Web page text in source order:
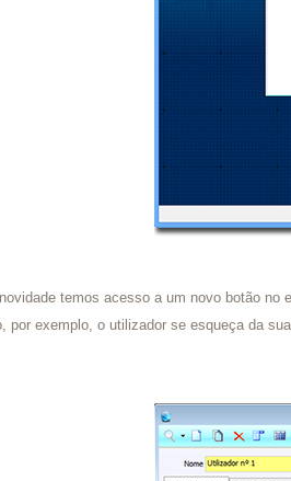
temos acesso a um novo botão no
por exemplo, o utilizador se esqueça da